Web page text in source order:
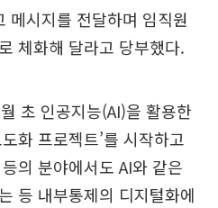
메시지를 전달하며 임직원
체화해 달라고 당부했다.
초 인공지능(AI)을 활용한
화 프로젝트’를 시작하고
의 분야에서도 AI와 같은
등 내부통제의 디지털화에